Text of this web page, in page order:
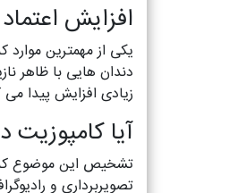
افزایش
یکی از مهمترین
دندان هایی با ظاهر
زیادی افزایش پیدا می
آیا کامپوزیت
تشخیص این موضوع که
تصویربرداری و